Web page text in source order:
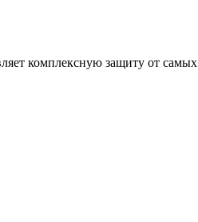
комплексную защиту от